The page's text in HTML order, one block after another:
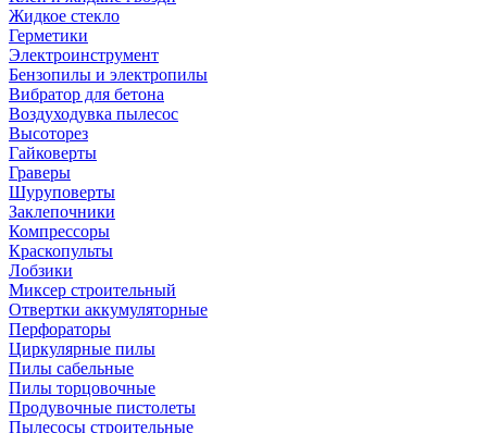
Жидкое стекло
Герметики
Электроинструмент
Бензопилы и электропилы
Вибратор для бетона
Воздуходувка пылесос
Высоторез
Гайковерты
Граверы
Шуруповерты
Заклепочники
Компрессоры
Краскопульты
Лобзики
Миксер строительный
Отвертки аккумуляторные
Перфораторы
Циркулярные пилы
Пилы сабельные
Пилы торцовочные
Продувочные пистолеты
Пылесосы строительные